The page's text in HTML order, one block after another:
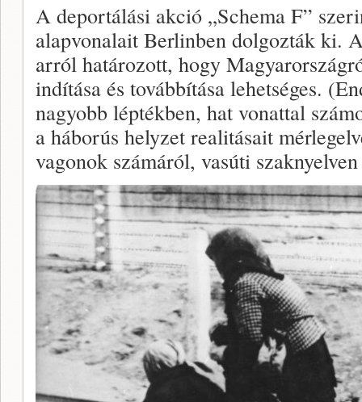
A deportálási akció „Schema F”
alapvonalait Berlinben dolgozták ki.
arról határozott, hogy
indítása és továbbítása lehetséges.
nagyobb léptékben, hat vonattal
a háborús helyzet realitásait
vagonok számáról, vasúti